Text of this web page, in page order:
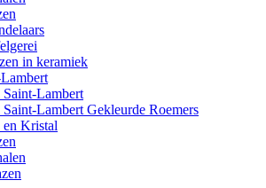
in keramiek
Saint-Lambert
Saint-Lambert Gekleurde Roemers
Kristal